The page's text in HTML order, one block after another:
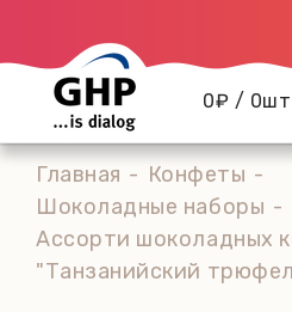
0₽ / 0шт
Главная
Конфеты
Шоколадные наборы
Ассорти шоколадных
"Танзанийский